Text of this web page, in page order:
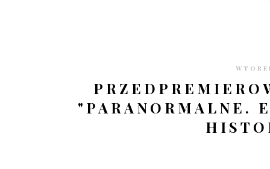
"PARANORMALNE.